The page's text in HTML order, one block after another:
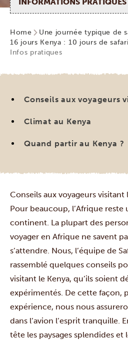
Home
Une journée typique de
16 jours Kenya : 10 jours de
Infos pratiques
Conseils aux voyageurs
Climat au Kenya
Quand partir au Kenya ?
Conseils aux voyageurs visitant
Pour beaucoup, l’Afrique
continent. La plupart des
voyager en Afrique ne savent
s’attendre. Nous, l’équipe de
rassemblé quelques conseils
visitant le Kenya, qu’ils soient
expérimentés. De cette façon,
expérience, nous nous
dans l’avion l’esprit tranquille.
tête les paysages splendides et